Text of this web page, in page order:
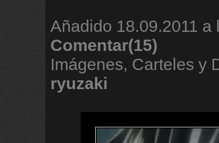
Añadido 18.09.2011 a
Comentar(15)
Imágenes, Carteles y
ryuzaki